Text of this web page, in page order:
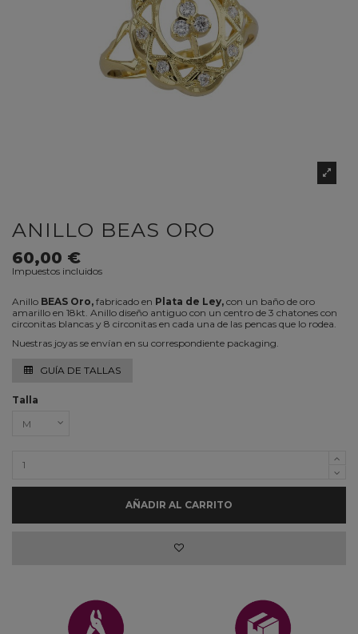
ANILLO BEAS ORO
60,00 €
Impuestos incluidos
Anillo BEAS Oro, fabricado en Plata de Ley, con un baño de oro
amarillo en 18kt. Anillo diseño antiguo con un centro de 3 chatones con
circonitas blancas y 8 circonitas en cada una de las pencas que lo rodea.
Nuestras joyas se envían en su correspondiente packaging.
GUÍA DE TALLAS
Talla
AÑADIR AL CARRITO